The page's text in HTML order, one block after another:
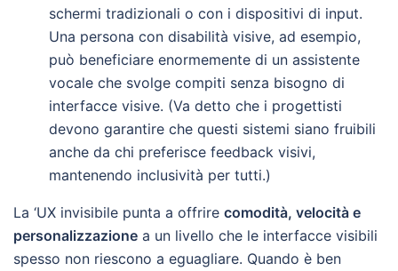
schermi tradizionali o con i dispositivi di input.
Una persona con disabilità visive, ad esempio,
può beneficiare enormemente di un assistente
vocale che svolge compiti senza bisogno di
interfacce visive. (Va detto che i progettisti
devono garantire che questi sistemi siano fruibili
anche da chi preferisce feedback visivi,
mantenendo inclusività per tutti.)
La ‘UX invisibile punta a offrire comodità, velocità e
personalizzazione a un livello che le interfacce visibili
spesso non riescono a eguagliare. Quando è ben